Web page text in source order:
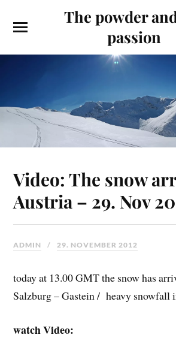
The powder
passion
Video: The snow
Austria – 29. Nov
ADMIN 29. NOVEMBER 2012
today at 13.00 GMT the snow has
Salzburg – Gastein / heavy snowfall
watch Video: